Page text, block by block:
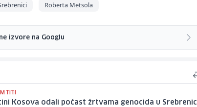
Roberta Metsola
izvore na Googlu
Kosova odali počast žrtvama genocida u Srebrenici